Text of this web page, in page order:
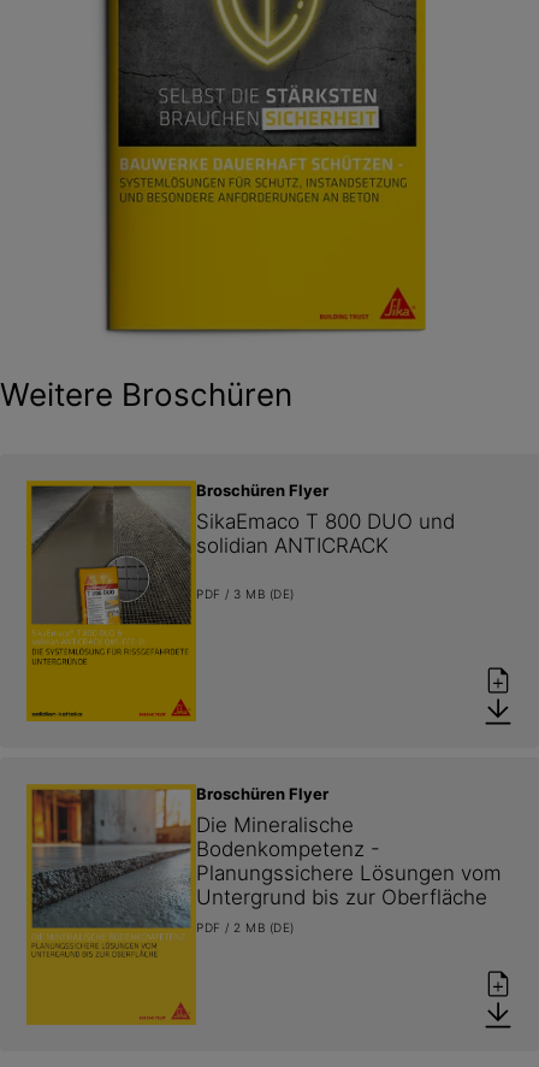
Weitere Broschüren
Broschüren Flyer
SikaEmaco T 800 DUO und
solidian ANTICRACK
PDF / 3 MB (DE)
Broschüren Flyer
Die Mineralische
Bodenkompetenz -
Planungssichere Lösungen vom
Untergrund bis zur Oberfläche
PDF / 2 MB (DE)